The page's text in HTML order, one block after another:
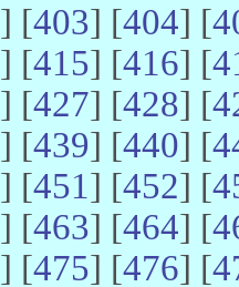
] [403] [404] [
] [415] [416] [
] [427] [428] [
] [439] [440] [
] [451] [452] [
] [463] [464] [
] [475] [476] [